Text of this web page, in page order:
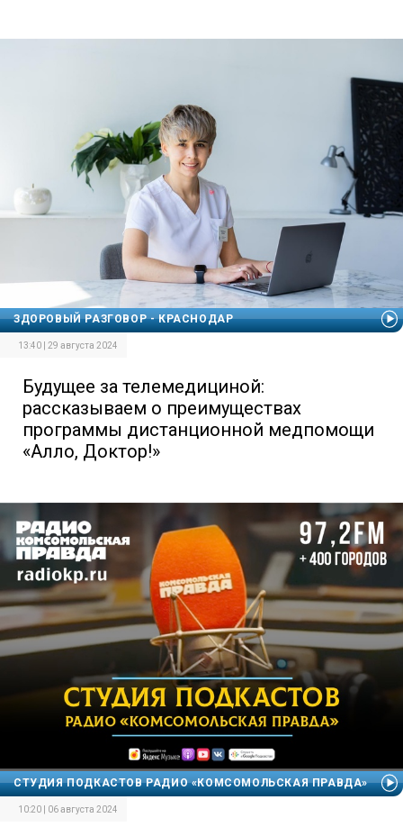
ЗДОРОВЫЙ РАЗГОВОР - КРАСНОДАР
13:40 | 29 августа 2024
Будущее за телемедициной:
рассказываем о преимуществах
программы дистанционной медпомощи
«Алло, Доктор!»
СТУДИЯ ПОДКАСТОВ РАДИО «КОМСОМОЛЬСКАЯ ПРАВДА»
10:20 | 06 августа 2024